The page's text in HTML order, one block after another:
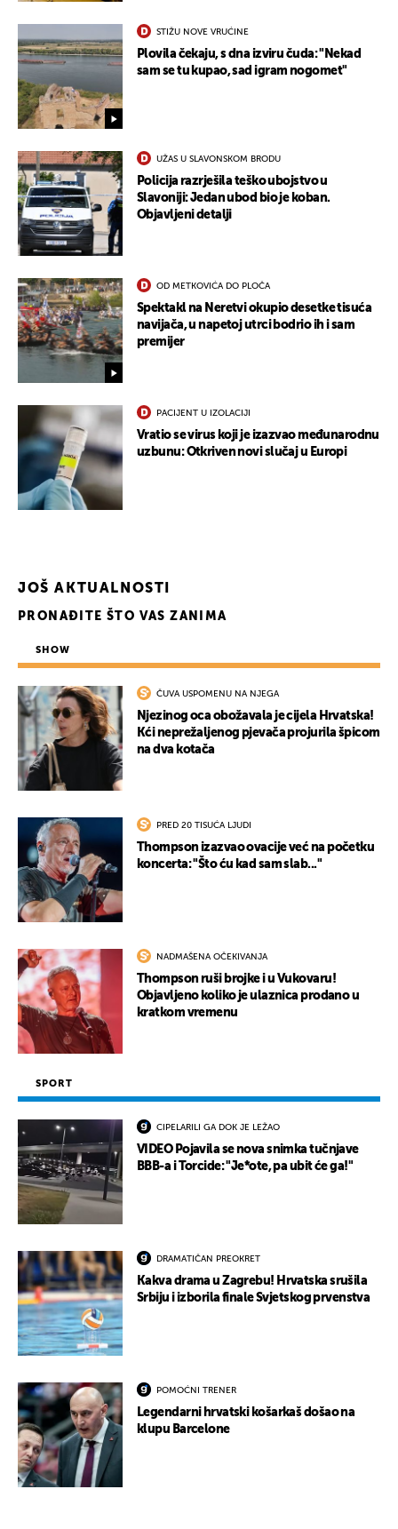
STIŽU NOVE VRUĆINE
Plovila čekaju, s dna izviru čuda: "Nekad
sam se tu kupao, sad igram nogomet"
UŽAS U SLAVONSKOM BRODU
Policija razrješila teško ubojstvo u
Slavoniji: Jedan ubod bio je koban.
Objavljeni detalji
OD METKOVIĆA DO PLOČA
Spektakl na Neretvi okupio desetke tisuća
navijača, u napetoj utrci bodrio ih i sam
premijer
PACIJENT U IZOLACIJI
Vratio se virus koji je izazvao međunarodnu
uzbunu: Otkriven novi slučaj u Europi
JOŠ AKTUALNOSTI
PRONAĐITE ŠTO VAS ZANIMA
SHOW
ČUVA USPOMENU NA NJEGA
Njezinog oca obožavala je cijela Hrvatska!
Kći neprežaljenog pjevača projurila špicom
na dva kotača
PRED 20 TISUĆA LJUDI
Thompson izazvao ovacije već na početku
koncerta: "Što ću kad sam slab..."
NADMAŠENA OČEKIVANJA
Thompson ruši brojke i u Vukovaru!
Objavljeno koliko je ulaznica prodano u
kratkom vremenu
SPORT
CIPELARILI GA DOK JE LEŽAO
VIDEO Pojavila se nova snimka tučnjave
BBB-a i Torcide: "Je*ote, pa ubit će ga!"
DRAMATIČAN PREOKRET
Kakva drama u Zagrebu! Hrvatska srušila
Srbiju i izborila finale Svjetskog prvenstva
POMOĆNI TRENER
Legendarni hrvatski košarkaš došao na
klupu Barcelone
UKLJUČITE NOTIFIKACIJE